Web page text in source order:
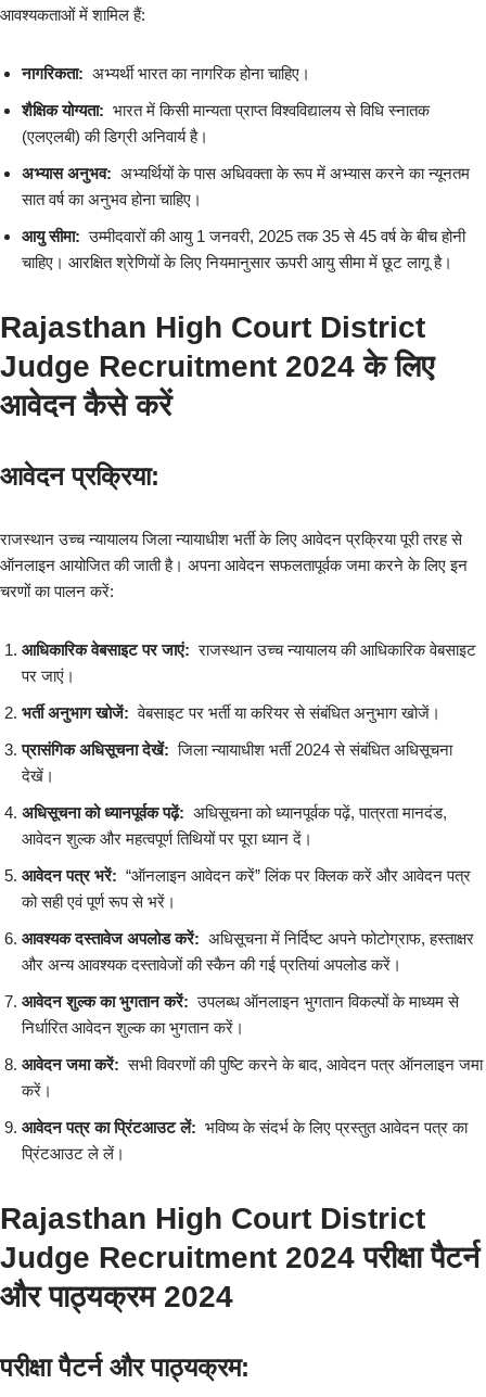
आवश्यकताओं में शामिल हैं:
नागरिकता: अभ्यर्थी भारत का नागरिक होना चाहिए।
शैक्षिक योग्यता: भारत में किसी मान्यता प्राप्त विश्वविद्यालय से विधि स्नातक
(एलएलबी) की डिग्री अनिवार्य है।
अभ्यास अनुभव: अभ्यर्थियों के पास अधिवक्ता के रूप में अभ्यास करने का न्यूनतम
सात वर्ष का अनुभव होना चाहिए।
आयु सीमा: उम्मीदवारों की आयु 1 जनवरी, 2025 तक 35 से 45 वर्ष के बीच होनी
चाहिए। आरक्षित श्रेणियों के लिए नियमानुसार ऊपरी आयु सीमा में छूट लागू है।
Rajasthan High Court District
Judge Recruitment 2024 के लिए
आवेदन कैसे करें
आवेदन प्रक्रिया:
राजस्थान उच्च न्यायालय जिला न्यायाधीश भर्ती के लिए आवेदन प्रक्रिया पूरी तरह से
ऑनलाइन आयोजित की जाती है। अपना आवेदन सफलतापूर्वक जमा करने के लिए इन
चरणों का पालन करें:
आधिकारिक वेबसाइट पर जाएं: राजस्थान उच्च न्यायालय की आधिकारिक वेबसाइट
पर जाएं।
भर्ती अनुभाग खोजें: वेबसाइट पर भर्ती या करियर से संबंधित अनुभाग खोजें।
प्रासंगिक अधिसूचना देखें: जिला न्यायाधीश भर्ती 2024 से संबंधित अधिसूचना
देखें।
अधिसूचना को ध्यानपूर्वक पढ़ें: अधिसूचना को ध्यानपूर्वक पढ़ें, पात्रता मानदंड,
आवेदन शुल्क और महत्वपूर्ण तिथियों पर पूरा ध्यान दें।
आवेदन पत्र भरें: “ऑनलाइन आवेदन करें” लिंक पर क्लिक करें और आवेदन पत्र
को सही एवं पूर्ण रूप से भरें।
आवश्यक दस्तावेज अपलोड करें: अधिसूचना में निर्दिष्ट अपने फोटोग्राफ, हस्ताक्षर
और अन्य आवश्यक दस्तावेजों की स्कैन की गई प्रतियां अपलोड करें।
आवेदन शुल्क का भुगतान करें: उपलब्ध ऑनलाइन भुगतान विकल्पों के माध्यम से
निर्धारित आवेदन शुल्क का भुगतान करें।
आवेदन जमा करें: सभी विवरणों की पुष्टि करने के बाद, आवेदन पत्र ऑनलाइन जमा
करें।
आवेदन पत्र का प्रिंटआउट लें: भविष्य के संदर्भ के लिए प्रस्तुत आवेदन पत्र का
प्रिंटआउट ले लें।
Rajasthan High Court District
Judge Recruitment 2024 परीक्षा पैटर्न
और पाठ्यक्रम 2024
परीक्षा पैटर्न और पाठ्यक्रम: